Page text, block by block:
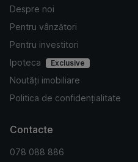
Despre noi
Pentru vânzători
Pentru investitori
Ipoteca
Exclusive
Noutăți imobiliare
Politica de confidențialitate
Contacte
078 088 886